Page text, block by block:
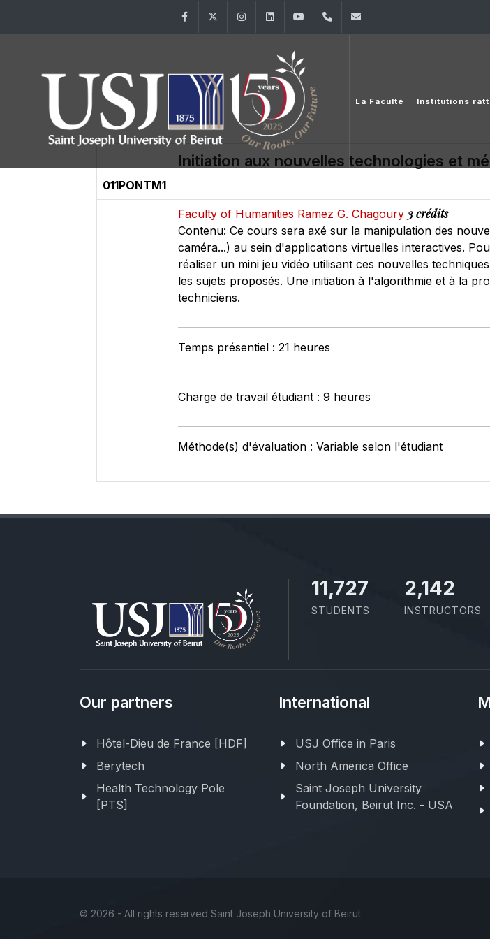
FacebookTwitter InstagramLinkedInYouTube+961 (1) 421 644
La Faculté Institutions
011PONTM1
Initiation aux nouvelles technologies et
Faculty of Humanities Ramez G. Chagoury 3 crédits
Contenu: Ce cours sera axé sur la manipulation des
caméra...) au sein d'applications virtuelles interactives.
réaliser un mini jeu vidéo utilisant ces nouvelles
les sujets proposés. Une initiation à l'algorithmie et à la
techniciens.
Temps présentiel : 21 heures
Charge de travail étudiant : 9 heures
Méthode(s) d'évaluation : Variable selon l'étudiant
11,727
STUDENTS
2,142
INSTRUCTORS
Our partners
Hôtel-Dieu de France [HDF]
Berytech
Health Technology Pole
[PTS]
International
USJ Office in Paris
North America Office
Saint Joseph University
Foundation, Beirut Inc. - USA
© 2026 - All rights reserved Saint Joseph University of Beirut